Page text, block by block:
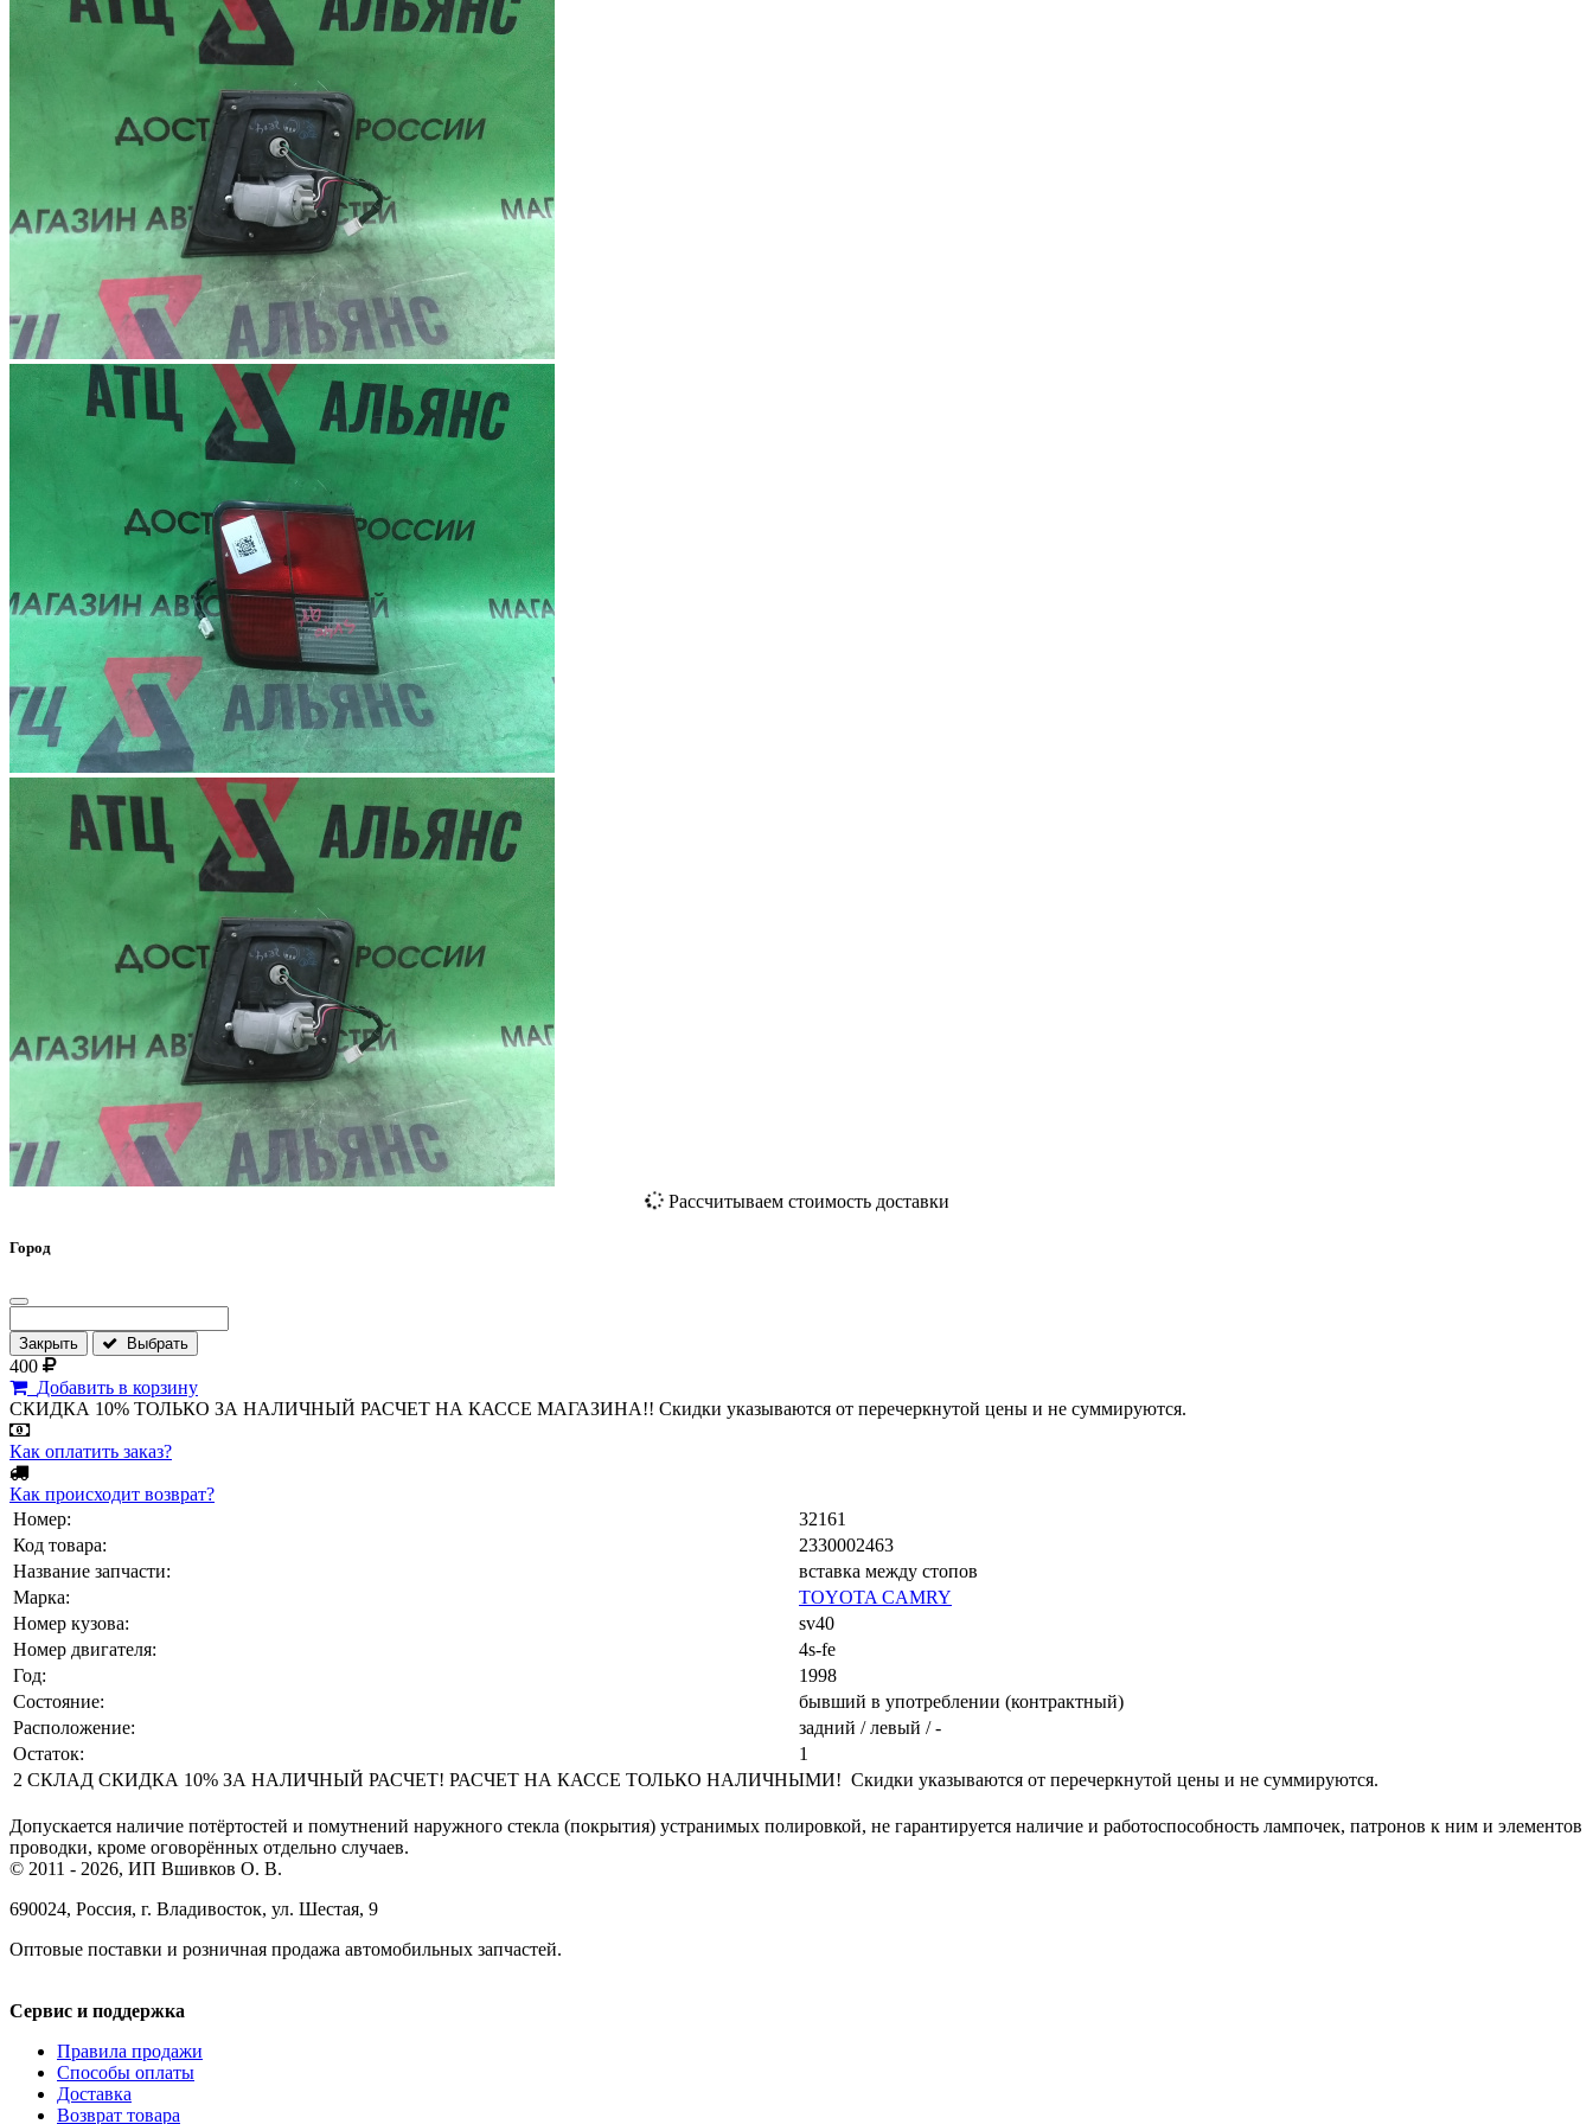
Рассчитываем стоимость доставки
Город
Закрыть Выбрать
400
Добавить в корзину
СКИДКА 10% ТОЛЬКО ЗА НАЛИЧНЫЙ РАСЧЕТ НА КАССЕ МАГАЗИНА!! Скидки указываются от перечеркнутой цены и не суммируются.
Как оплатить заказ?
Как происходит возврат?
Номер:
32161
Код товара:
2330002463
Название запчасти:
вставка между стопов
Марка:
TOYOTA CAMRY
Номер кузова:
sv40
Номер двигателя:
4s-fe
Год:
1998
Состояние:
бывший в употреблении (контрактный)
Расположение:
задний / левый / -
Остаток:
1
2 СКЛАД СКИДКА 10% ЗА НАЛИЧНЫЙ РАСЧЕТ! РАСЧЕТ НА КАССЕ ТОЛЬКО НАЛИЧНЫМИ! Скидки указываются от перечеркнутой цены и не суммируются.
Допускается наличие потёртостей и помутнений наружного стекла (покрытия) устранимых полировкой, не гарантируется наличие и работоспособность лампочек, патронов к ним и элементов
проводки, кроме оговорённых отдельно случаев.
© 2011 - 2026, ИП Вшивков О. В.
690024, Россия, г. Владивосток, ул. Шестая, 9
Оптовые поставки и розничная продажа автомобильных запчастей.
Сервис и поддержка
Правила продажи
Способы оплаты
Доставка
Возврат товара